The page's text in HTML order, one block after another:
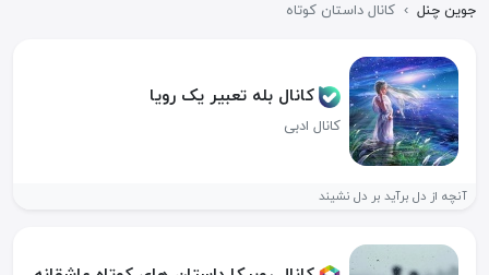
جوین چنل › کانال داستان کوتاه
کانال بله تعبیر یک رویا
کانال ادبی
آنچه از دل برآید بر دل نشیند